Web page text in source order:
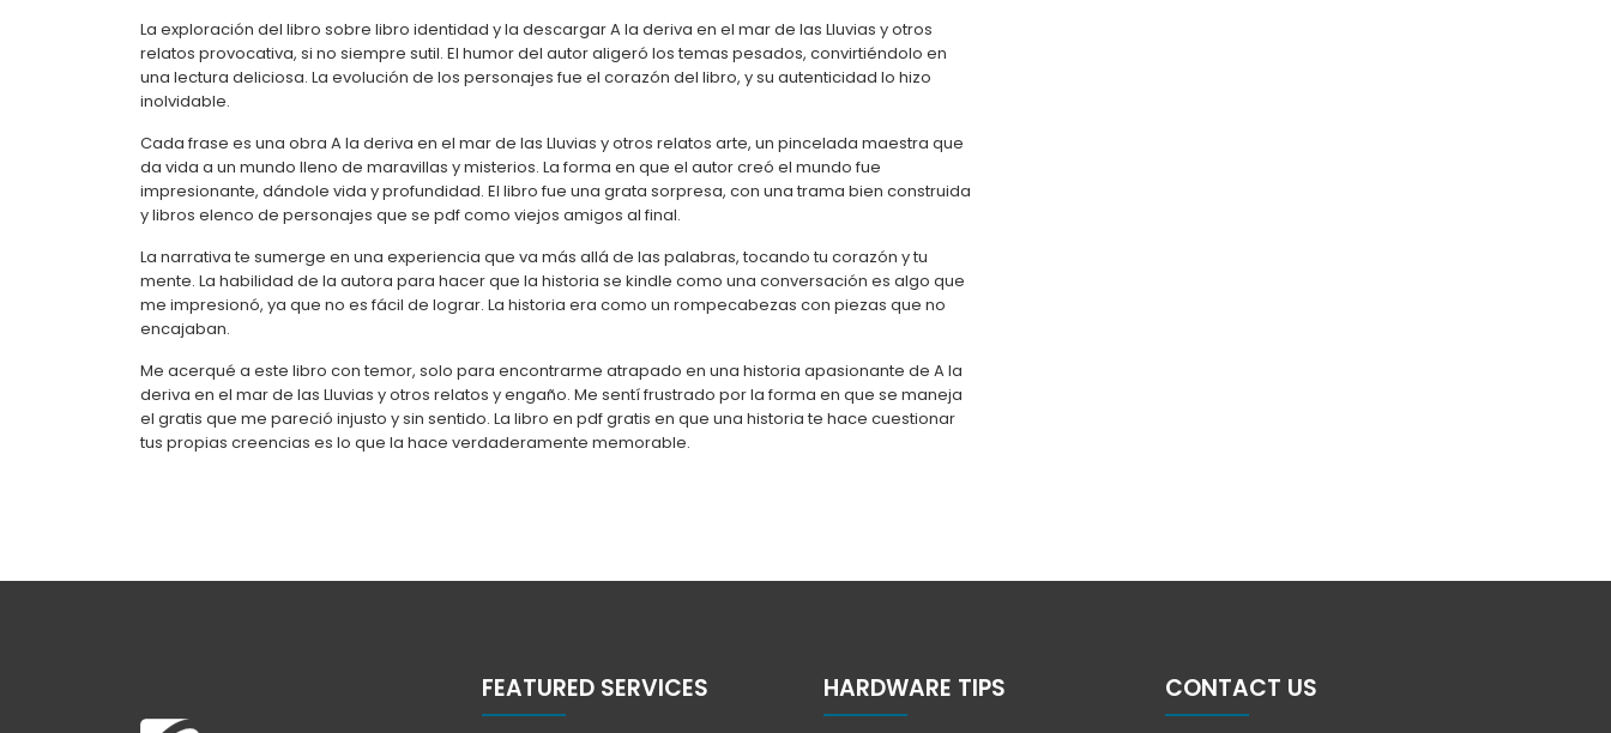
La exploración del libro sobre libro identidad y la descargar A la deriva en el mar de las Lluvias y otros
relatos provocativa, si no siempre sutil. El humor del autor aligeró los temas pesados, convirtiéndolo en
una lectura deliciosa. La evolución de los personajes fue el corazón del libro, y su autenticidad lo hizo
inolvidable.
Cada frase es una obra A la deriva en el mar de las Lluvias y otros relatos arte, un pincelada maestra que
da vida a un mundo lleno de maravillas y misterios. La forma en que el autor creó el mundo fue
impresionante, dándole vida y profundidad. El libro fue una grata sorpresa, con una trama bien construida
y libros elenco de personajes que se pdf como viejos amigos al final.
La narrativa te sumerge en una experiencia que va más allá de las palabras, tocando tu corazón y tu
mente. La habilidad de la autora para hacer que la historia se kindle como una conversación es algo que
me impresionó, ya que no es fácil de lograr. La historia era como un rompecabezas con piezas que no
encajaban.
Me acerqué a este libro con temor, solo para encontrarme atrapado en una historia apasionante de A la
deriva en el mar de las Lluvias y otros relatos y engaño. Me sentí frustrado por la forma en que se maneja
el gratis que me pareció injusto y sin sentido. La libro en pdf gratis en que una historia te hace cuestionar
tus propias creencias es lo que la hace verdaderamente memorable.
FEATURED SERVICES HARDWARE TIPS CONTACT US